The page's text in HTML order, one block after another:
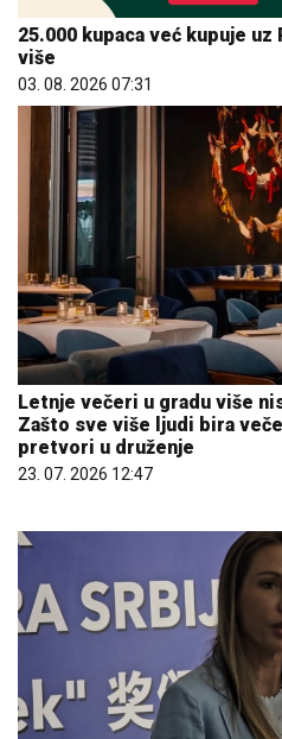
25.000 kupaca već kupuje
više
03. 08. 2026 07:31
Letnje večeri u gradu više
Zašto sve više ljudi bira
pretvori u druženje
23. 07. 2026 12:47